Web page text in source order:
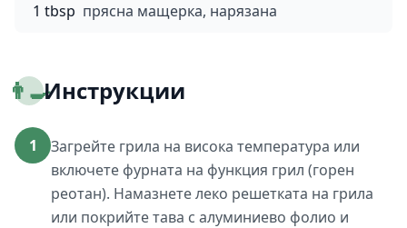
1 tbsp прясна мащерка, нарязана
👨‍🍳Инструкции
1
Загрейте грила на висока температура или
включете фурната на функция грил (горен
реотан). Намазнете леко решетката на грила
или покрийте тава с алуминиево фолио и